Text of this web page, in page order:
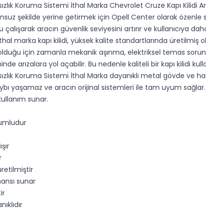
Koruma Sistemi İthal Marka Chevrolet Cruze Kapı Kilidi
şekilde yerine getirmek için Opell Center olarak
aracın güvenlik seviyesini artırır ve kullanıcıya
marka kapı kilidi, yüksek kalite standartlarında üretilmiş
için zamanla mekanik aşınma, elektriksel temas
arızalara yol açabilir. Bu nedenle kaliteli bir kapı kilidi
Koruma Sistemi İthal Marka dayanıklı metal gövde
yaşamaz ve aracın orijinal sistemleri ile tam uyum
sunar.
sunar